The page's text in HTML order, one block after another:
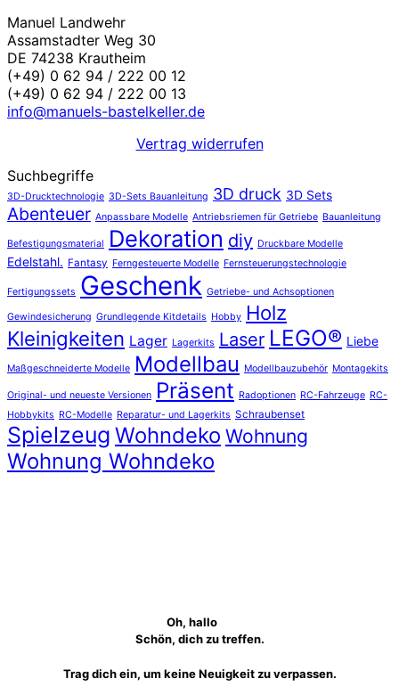
Manuel Landwehr
Assamstadter Weg 30
DE 74238 Krautheim
(+49) 0 62 94 / 222 00 12
(+49) 0 62 94 / 222 00 13
info@manuels-bastelkeller.de
Vertrag widerrufen
Suchbegriffe
3D-Drucktechnologie 3D-Sets Bauanleitung 3D druck 3D Sets
Abenteuer Anpassbare Modelle Antriebsriemen für Getriebe Bauanleitung
Befestigungsmaterial Dekoration diy Druckbare Modelle
Edelstahl. Fantasy Ferngesteuerte Modelle Fernsteuerungstechnologie
Fertigungssets Geschenk Getriebe- und Achsoptionen
Gewindesicherung Grundlegende Kitdetails Hobby Holz
Kleinigkeiten Lager Lagerkits Laser LEGO® Liebe
Maßgeschneiderte Modelle Modellbau Modellbauzubehör Montagekits
Original- und neueste Versionen Präsent Radoptionen RC-Fahrzeuge RC-
Hobbykits RC-Modelle Reparatur- und Lagerkits Schraubenset
Spielzeug Wohndeko Wohnung
Wohnung Wohndeko
Oh, hallo
Schön, dich zu treffen.
Trag dich ein, um keine Neuigkeit zu verpassen.